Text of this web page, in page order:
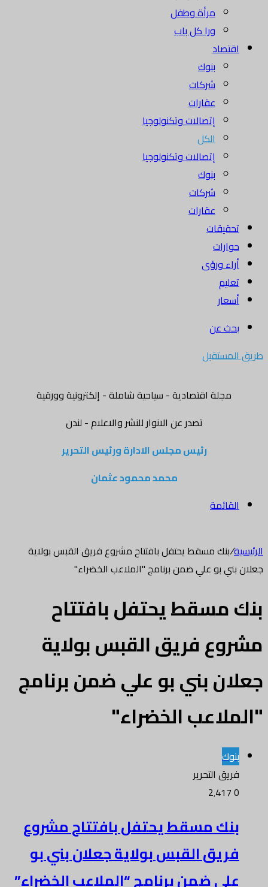
مرأة وطفل
ورا كل باب
اقتصاد
بنوك
شركات
عقارات
إتصالات وتكنولوجيا
الكل
إتصالات وتكنولوجيا
بنوك
شركات
عقارات
تحقيقات
حوارات
أراء ورؤى
تعليم
أسعار
بحث عن
طريق المستقبل
مجلة اقتصادية - سياحية شاملة - إلكترونية وورقية
تصدر عن الانوار للنشر والاعلام - لندن
رئيس مجلس الادارة ورئيس التحرير
محمد محمود عثمان
القائمة
الرئيسية/بنك مسقط يحتفل بافتتاح مشروع فريق القبس بولاية
جعلان بني بو علي ضمن برنامج "الملاعب الخضراء"
بنك مسقط يحتفل بافتتاح
مشروع فريق القبس بولاية
جعلان بني بو علي ضمن برنامج
"الملاعب الخضراء"
بنوك
فريق التحرير
0
بنك مسقط يحتفل بافتتاح مشروع
فريق القبس بولاية جعلان بني بو
علي ضمن برنامج “الملاعب الخضراء”